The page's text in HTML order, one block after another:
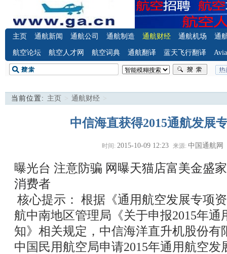
主页 通航新闻 通航公司 通航制造 通航财经 通航机场 通
航空论坛 航空人才网 航空词典 通航翻译 蓝天飞行翻译
当前位置: 主页 > 通航财经 >
中信海直获得2015通航发展
时间: 2015-10-09 12:23 来源: 中国通航网
曝光台 注意防骗 网曝天猫店富美金盛
消费者
核心提示： 根据《通用航空发展专项
航中南地区管理局《关于申报2015年
知》相关规定，中信海洋直升机股份有
中国民用航空局申请2015年通用航空发